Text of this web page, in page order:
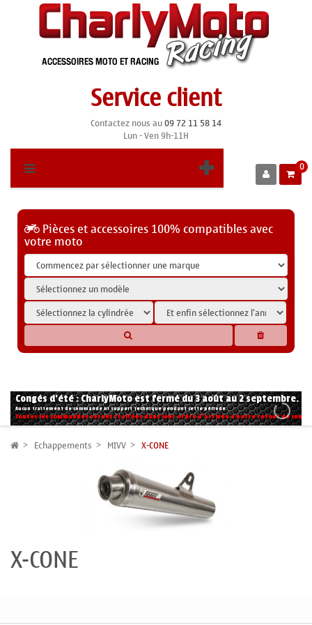
Service client
Contactez nous au09 72 11 58 14
Lun - Ven 9h-11H
0
Pièces et accessoires 100% compatibles avec
votre moto
Congés d'été : CharlyMoto est fermé du 3 août au 2 septembre.
Aucun traitement de commande ni support technique pendant cette période.
Toutes les commandes seront traitées dans leur ordre d'arrivée à notre retour de
Echappements MIVV X-CONE
X-CONE